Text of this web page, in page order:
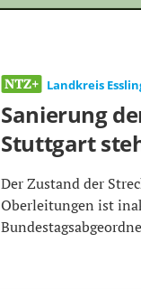
Landkreis
Sanierung
Stuttgart
Der Zustand der
Oberleitungen ist